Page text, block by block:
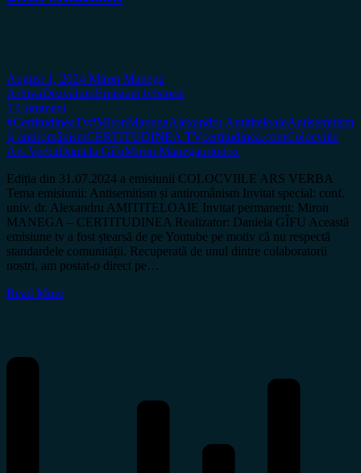
August 1, 2024 Miron Manega
ArhivaDezvăluiriEmisiuni tvIstorie
1 Comment
#CertitudineaTv#MironManegaAlexandru AmititeloaieAntisemitism
și antiromânismCERTITUDINEA TVcertitudinea.comColocviile
Ars VerbaDaniela GîfuMiron Manegaortodox
Ediția din 31.07.2024 a emisiunii COLOCVIILE ARS VERBA
Tema emisiunii: Antisemitism și antiromânism Invitat special: conf.
univ. dr. Alexandru AMITITELOAIE Invitat permanent: Miron
MANEGA – CERTITUDINEA Realizator: Daniela GÎFU Această
emisiune tv a fost ștearsă de pe Youtube pe motiv că nu respectă
standardele comunității. Recuperată de unul dintre colaboratorii
noștri, am postat-o direct pe…
Read More